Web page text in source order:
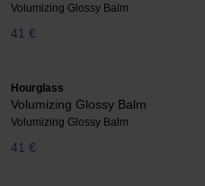
Volumizing Glossy Balm
41 €
Hourglass
Volumizing Glossy Balm
Volumizing Glossy Balm
41 €